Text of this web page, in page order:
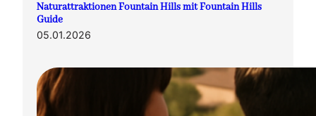
Naturattraktionen Fountain Hills mit Fountain Hills
Guide
05.01.2026